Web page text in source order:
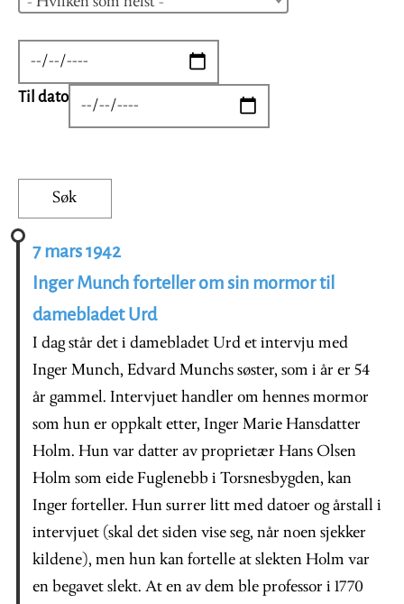
DATE
Til dato DATE
7 mars 1942
Inger Munch forteller om sin mormor til
damebladet Urd
I dag står det i damebladet Urd et intervju med
Inger Munch, Edvard Munchs søster, som i år er 54
år gammel. Intervjuet handler om hennes mormor
som hun er oppkalt etter, Inger Marie Hansdatter
Holm. Hun var datter av proprietær Hans Olsen
Holm som eide Fuglenebb i Torsnesbygden, kan
Inger forteller. Hun surrer litt med datoer og årstall i
intervjuet (skal det siden vise seg, når noen sjekker
kildene), men hun kan fortelle at slekten Holm var
en begavet slekt. At en av dem ble professor i 1770